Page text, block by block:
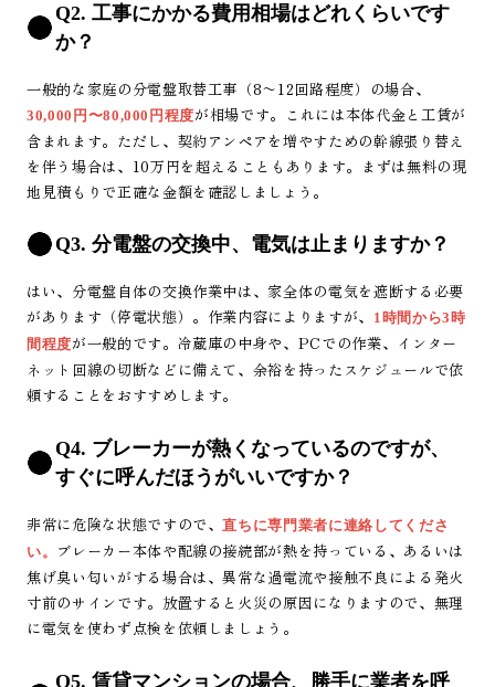
Q2. 工事にかかる費用相場はどれくらいです
か？
一般的な家庭の分電盤取替工事（8〜12回路程度）の場合、
30,000円〜80,000円程度が相場です。これには本体代金と工賃が
含まれます。ただし、契約アンペアを増やすための幹線張り替え
を伴う場合は、10万円を超えることもあります。まずは無料の現
地見積もりで正確な金額を確認しましょう。
Q3. 分電盤の交換中、電気は止まりますか？
はい、分電盤自体の交換作業中は、家全体の電気を遮断する必要
があります（停電状態）。作業内容によりますが、
1時間から3時
間程度が一般的です。冷蔵庫の中身や、PCでの作業、インター
ネット回線の切断などに備えて、余裕を持ったスケジュールで依
頼することをおすすめします。
Q4. ブレーカーが熱くなっているのですが、
すぐに呼んだほうがいいですか？
非常に危険な状態ですので、直ちに専門業者に連絡してくださ
い。
ブレーカー本体や配線の接続部が熱を持っている、あるいは
焦げ臭い匂いがする場合は、異常な過電流や接触不良による発火
寸前のサインです。放置すると火災の原因になりますので、無理
に電気を使わず点検を依頼しましょう。
Q5. 賃貸マンションの場合、勝手に業者を呼